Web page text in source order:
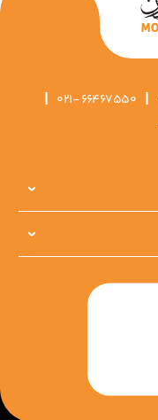
|
021- 66467550
|